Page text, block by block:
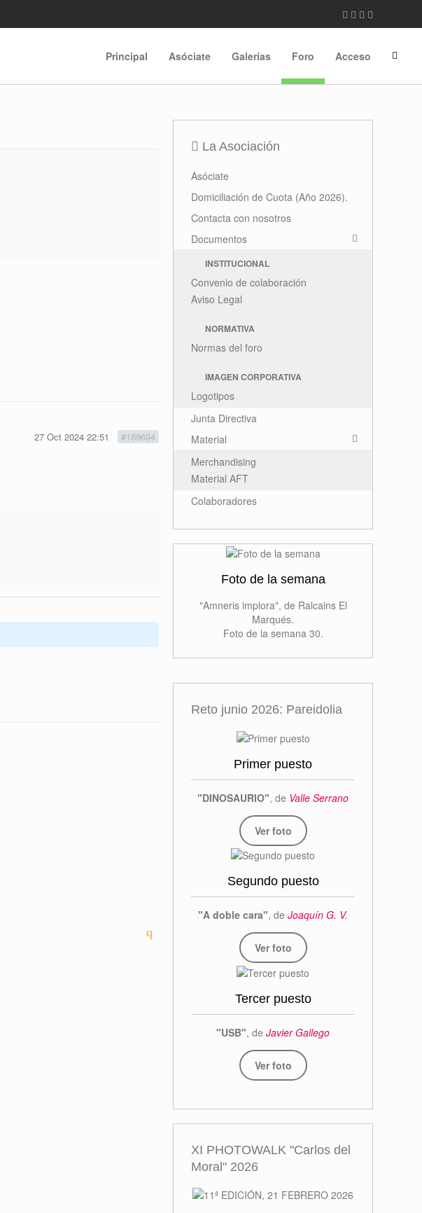
Principal Asóciate Galerías Foro Acceso
27 Oct 2024 22:51 #189694
La Asociación
Asóciate
Domiciliación de Cuota (Año 2026).
Contacta con nosotros
Documentos
INSTITUCIONAL
Convenio de colaboración
Aviso Legal
NORMATIVA
Normas del foro
IMAGEN CORPORATIVA
Logotipos
Junta Directiva
Material
Merchandising
Material AFT
Colaboradores
Foto de la semana
"Amneris implora", de Ralcains El
Marqués.
Foto de la semana 30.
Reto junio 2026: Pareidolia
Primer puesto
"DINOSAURIO", de Valle Serrano
Ver foto
Segundo puesto
"A doble cara", de Joaquín G. V.
Ver foto
Tercer puesto
"USB", de Javier Gallego
Ver foto
XI PHOTOWALK "Carlos del
Moral" 2026